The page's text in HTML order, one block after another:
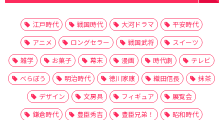
江戸時代 戦国時代 大河ドラマ
平安時代
アニメ
ロングセラー 戦国武将
スイーツ
雑学
お菓子 幕末 漫画 時代劇
テレビ
べらぼう
明治時代 徳川家康 織田信長
抹茶
デザイン
文房具 フィギュア
展覧会
鎌倉時代
豊臣秀吉 豊臣兄弟！
昭和時代